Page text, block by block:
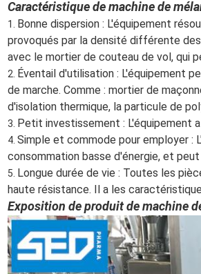
Caractéristique de machine de
1. Bonne dispersion : L'équipement
provoqués par la densité différente
avec le mortier de couteau de vol, qui
2. Éventail d'utilisation : L'équipement
de marche. Comme : mortier de
d'isolation thermique, la particule de
3. Petit investissement : L'équipement
4. Simple et commode pour employer :
consommation basse d'énergie, et
5. Longue durée de vie : Toutes les
haute résistance. Il a les
Exposition de produit de machine